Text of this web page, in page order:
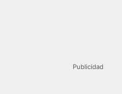
Publicidad